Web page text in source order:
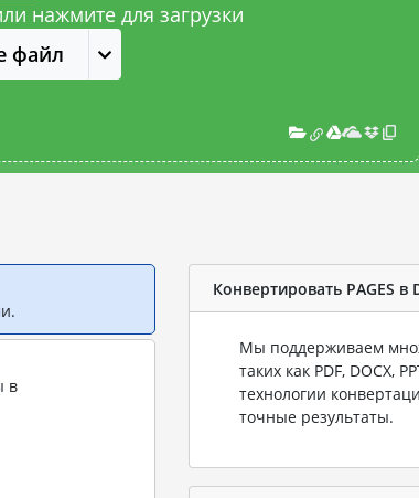
нажмите для загрузки
файл
в
Конвертировать PAGES в
Мы поддерживаем
таких как PDF, DOCX,
технологии
точные результаты.